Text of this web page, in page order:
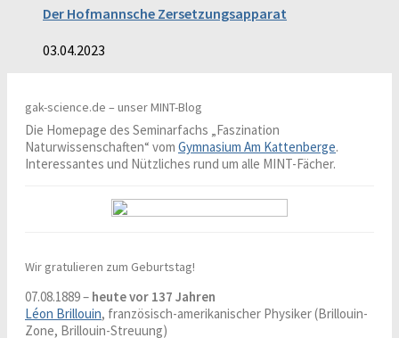
Der Hofmannsche Zersetzungsapparat
03.04.2023
gak-science.de – unser MINT-Blog
Die Homepage des Seminarfachs „Faszination
Naturwissenschaften“ vom Gymnasium Am Kattenberge.
Interessantes und Nützliches rund um alle MINT-Fächer.
Wir gratulieren zum Geburtstag!
07.08.1889 – heute vor 137 Jahren
Léon Brillouin, französisch-amerikanischer Physiker (Brillouin-
Zone, Brillouin-Streuung)